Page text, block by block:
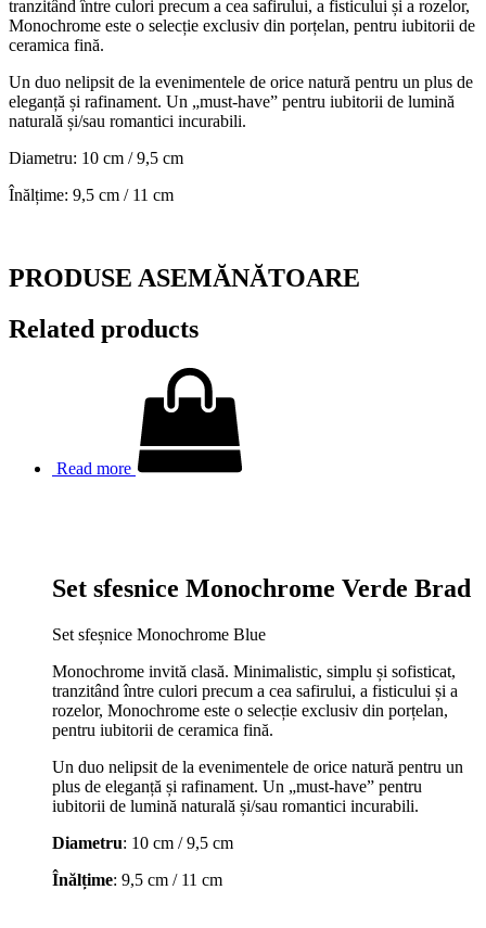
tranzitând între culori precum a cea safirului, a fisticului și a rozelor,
Monochrome este o selecție exclusiv din porțelan, pentru iubitorii de
ceramica fină.
Un duo nelipsit de la evenimentele de orice natură pentru un plus de
eleganță și rafinament. Un „must-have” pentru iubitorii de lumină
naturală și/sau romantici incurabili.
Diametru: 10 cm / 9,5 cm
Înălțime: 9,5 cm / 11 cm
PRODUSE ASEMĂNĂTOARE
Related products
Read more
Set sfesnice Monochrome Verde Brad
Set sfeșnice Monochrome Blue
Monochrome invită clasă. Minimalistic, simplu și sofisticat,
tranzitând între culori precum a cea safirului, a fisticului și a
rozelor, Monochrome este o selecție exclusiv din porțelan,
pentru iubitorii de ceramica fină.
Un duo nelipsit de la evenimentele de orice natură pentru un
plus de eleganță și rafinament. Un „must-have” pentru
iubitorii de lumină naturală și/sau romantici incurabili.
Diametru: 10 cm / 9,5 cm
Înălțime: 9,5 cm / 11 cm